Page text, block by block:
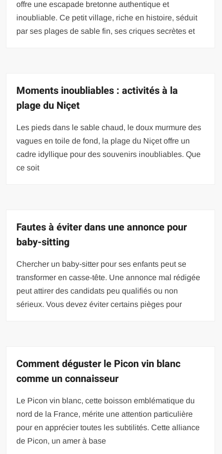
offre une escapade bretonne authentique et
inoubliable. Ce petit village, riche en histoire, séduit
par ses plages de sable fin, ses criques secrètes et
Moments inoubliables : activités à la
plage du Niçet
Les pieds dans le sable chaud, le doux murmure des
vagues en toile de fond, la plage du Niçet offre un
cadre idyllique pour des souvenirs inoubliables. Que
ce soit
Fautes à éviter dans une annonce pour
baby-sitting
Chercher un baby-sitter pour ses enfants peut se
transformer en casse-tête. Une annonce mal rédigée
peut attirer des candidats peu qualifiés ou non
sérieux. Vous devez éviter certains pièges pour
Comment déguster le Picon vin blanc
comme un connaisseur
Le Picon vin blanc, cette boisson emblématique du
nord de la France, mérite une attention particulière
pour en apprécier toutes les subtilités. Cette alliance
de Picon, un amer à base